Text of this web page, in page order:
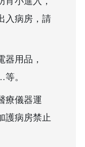
入病房，請
器用品，
。
療儀器運
護病房禁止